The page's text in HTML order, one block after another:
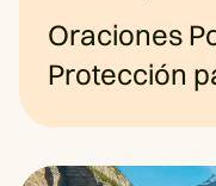
Oraciones
Protección